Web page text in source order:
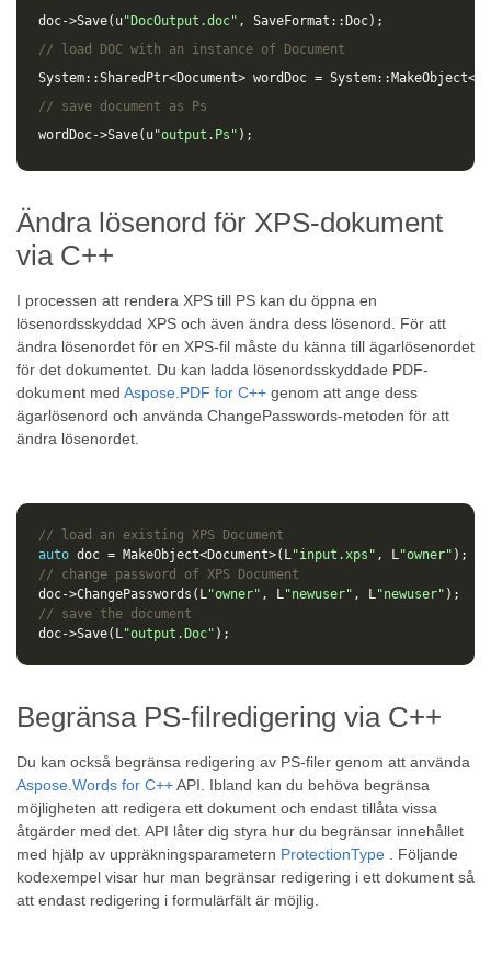
doc->Save( u"DocOutput.doc" , SaveFormat :: Doc);
// load DOC with an instance of Document
System::SharedPtr<Document> wordDoc = System:: MakeObject<
// save document as Ps
wordDoc->Save( u"output.Ps" );
Ändra lösenord för XPS-dokument
via C++
I processen att rendera XPS till PS kan du öppna en
lösenordsskyddad XPS och även ändra dess lösenord. För att
ändra lösenordet för en XPS-fil måste du känna till ägarlösenordet
för det dokumentet. Du kan ladda lösenordsskyddade PDF-
dokument med Aspose.PDF for C++ genom att ange dess
ägarlösenord och använda ChangePasswords-metoden för att
ändra lösenordet.
// load an existing XPS Document
auto doc = MakeObject<Document>( L"input.xps" , L"owner" );
// change password of XPS Document
doc->ChangePasswords ( L"owner" , L"newuser" , L"newuser" );
// save the document
doc->Save( L"output.Doc" );
Begränsa PS-filredigering via C++
Du kan också begränsa redigering av PS-filer genom att använda
Aspose.Words for C++API. Ibland kan du behöva begränsa
möjligheten att redigera ett dokument och endast tillåta vissa
åtgärder med det. API låter dig styra hur du begränsar innehållet
med hjälp av uppräkningsparametern ProtectionType . Följande
kodexempel visar hur man begränsar redigering i ett dokument så
att endast redigering i formulärfält är möjlig.